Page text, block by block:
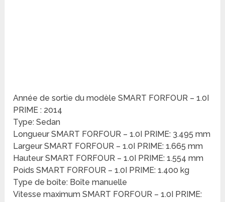
Année de sortie du modèle SMART FORFOUR – 1.0I
PRIME : 2014
Type: Sedan
Longueur SMART FORFOUR – 1.0I PRIME: 3.495 mm
Largeur SMART FORFOUR – 1.0I PRIME: 1.665 mm
Hauteur SMART FORFOUR – 1.0I PRIME: 1.554 mm
Poids SMART FORFOUR – 1.0I PRIME: 1.400 kg
Type de boîte: Boîte manuelle
Vitesse maximum SMART FORFOUR – 1.0I PRIME: